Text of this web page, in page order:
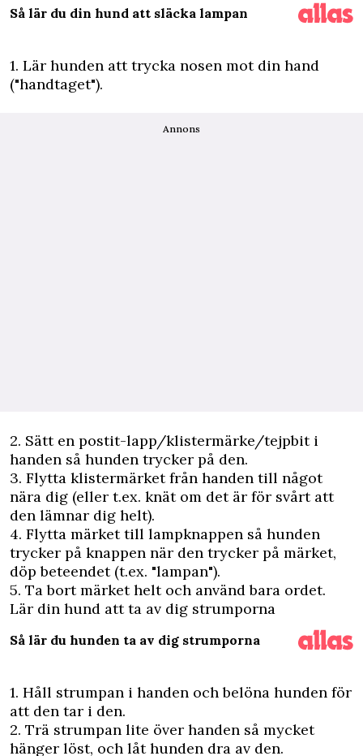
Så lär du din hund att släcka lampan
1. Lär hunden att trycka nosen mot din hand
("handtaget").
Annons
2. Sätt en postit-lapp/klistermärke/tejpbit i
handen så hunden trycker på den.
3. Flytta klistermärket från handen till något
nära dig (eller t.ex. knät om det är för svårt att
den lämnar dig helt).
4. Flytta märket till lampknappen så hunden
trycker på knappen när den trycker på märket,
döp beteendet (t.ex. "lampan").
5. Ta bort märket helt och använd bara ordet.
Lär din hund att ta av dig strumporna
Så lär du hunden ta av dig strumporna
1. Håll strumpan i handen och belöna hunden för
att den tar i den.
2. Trä strumpan lite över handen så mycket
hänger löst, och låt hunden dra av den.